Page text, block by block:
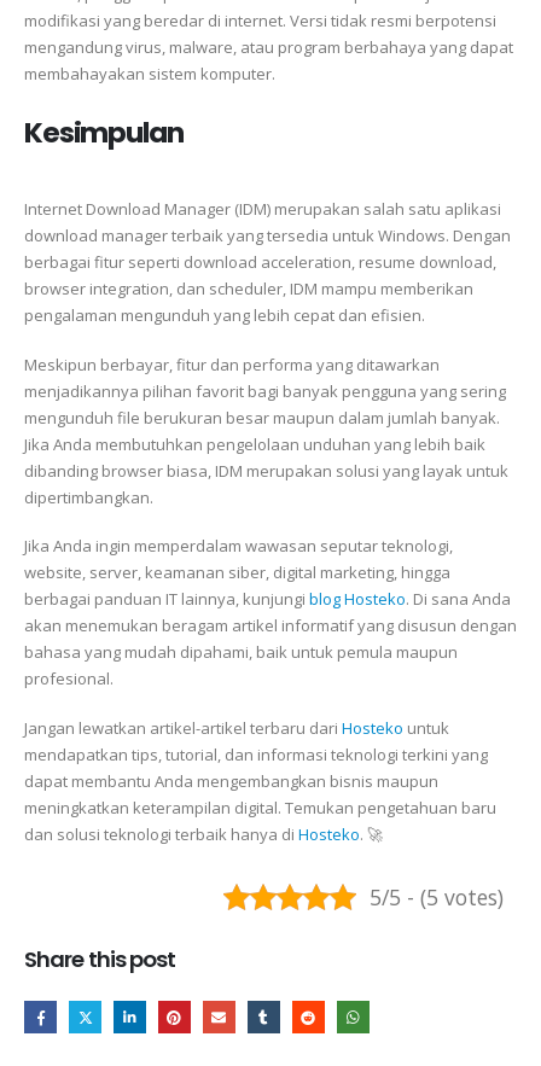
modifikasi yang beredar di internet. Versi tidak resmi berpotensi
mengandung virus, malware, atau program berbahaya yang dapat
membahayakan sistem komputer.
Kesimpulan
Internet Download Manager (IDM) merupakan salah satu aplikasi
download manager terbaik yang tersedia untuk Windows. Dengan
berbagai fitur seperti download acceleration, resume download,
browser integration, dan scheduler, IDM mampu memberikan
pengalaman mengunduh yang lebih cepat dan efisien.
Meskipun berbayar, fitur dan performa yang ditawarkan
menjadikannya pilihan favorit bagi banyak pengguna yang sering
mengunduh file berukuran besar maupun dalam jumlah banyak.
Jika Anda membutuhkan pengelolaan unduhan yang lebih baik
dibanding browser biasa, IDM merupakan solusi yang layak untuk
dipertimbangkan.
Jika Anda ingin memperdalam wawasan seputar teknologi,
website, server, keamanan siber, digital marketing, hingga
berbagai panduan IT lainnya, kunjungi blog Hosteko. Di sana Anda
akan menemukan beragam artikel informatif yang disusun dengan
bahasa yang mudah dipahami, baik untuk pemula maupun
profesional.
Jangan lewatkan artikel-artikel terbaru dari Hosteko untuk
mendapatkan tips, tutorial, dan informasi teknologi terkini yang
dapat membantu Anda mengembangkan bisnis maupun
meningkatkan keterampilan digital. Temukan pengetahuan baru
dan solusi teknologi terbaik hanya di Hosteko. 🚀
5/5 - (5 votes)
Share this post